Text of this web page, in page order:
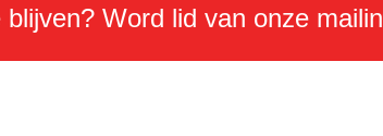
Word lid van onze